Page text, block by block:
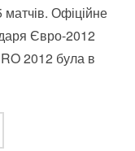
Офіційне
Євро-2012
2012 була в
2012 У КИЄВІ”